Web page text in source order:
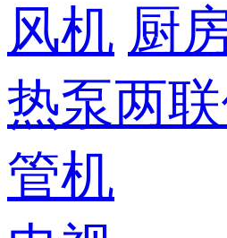
风机 厨
热泵两
管机